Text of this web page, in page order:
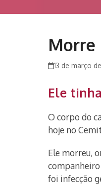
Morre
13 de março
Ele
O corpo do
hoje no
Ele morreu,
companheiro
foi infecção